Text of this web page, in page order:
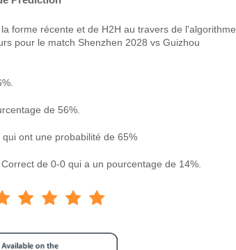
forme récente et de H2H au travers de l'algorithme
pour le match Shenzhen 2028 vs Guizhou
de 56%.
ont une probabilité de 65%
de 0-0 qui a un pourcentage de 14%.